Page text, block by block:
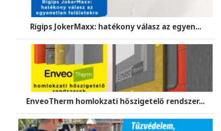
Rigips JokerMaxx: hatékony válasz az egyen...
EnveoTherm homlokzati hőszigetelő rendszer...